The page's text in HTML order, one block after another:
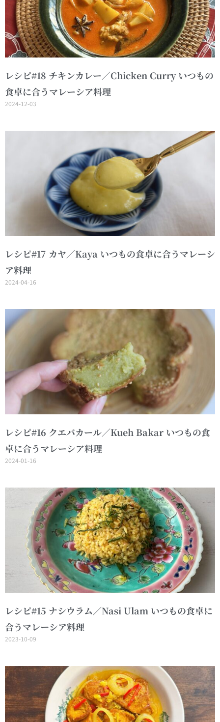
レシピ#18 チキンカレー／Chicken Curry いつもの
食卓に合うマレーシア料理
2024-12-03
レシピ#17 カヤ／Kaya いつもの食卓に合うマレーシ
ア料理
2024-04-16
レシピ#16 クエバカール／Kueh Bakar いつもの食
卓に合うマレーシア料理
2024-01-16
レシピ#15 ナシウラム／Nasi Ulam いつもの食卓に
合うマレーシア料理
2023-10-09